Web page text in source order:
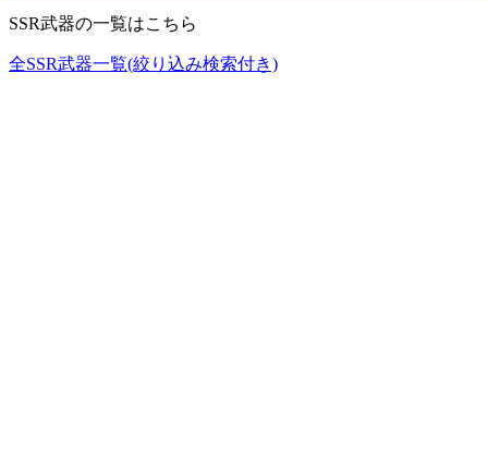
SSR武器の一覧はこちら
全SSR武器一覧(絞り込み検索付き)